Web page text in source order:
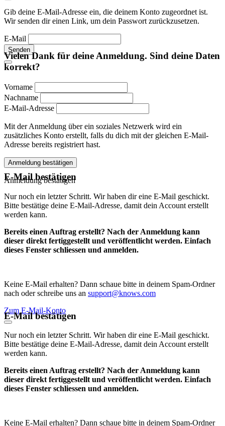
Gib deine E-Mail-Adresse ein, die deinem Konto zugeordnet ist.
Wir senden dir einen Link, um dein Passwort zurückzusetzen.
E-Mail
Senden
Vielen Dank für deine Anmeldung. Sind deine Daten
korrekt?
Vorname
Nachname
E-Mail-Adresse
Mit der Anmeldung über ein soziales Netzwerk wird ein
zusätzliches Konto erstellt, falls du dich mit der gleichen E-Mail-
Adresse bereits registriert hast.
Anmeldung bestätigen
Anmeldung bestätigen
E-Mail bestätigen
Nur noch ein letzter Schritt. Wir haben dir eine E-Mail geschickt.
Bitte bestätige deine E-Mail-Adresse, damit dein Account erstellt
werden kann.
Bereits einen Auftrag erstellt? Nach der Anmeldung kann
dieser direkt fertiggestellt und veröffentlicht werden. Einfach
dieses Fenster schliessen und anmelden.
Keine E-Mail erhalten? Dann schaue bitte in deinem Spam-Ordner
nach oder schreibe uns an support@knows.com
Zum E-Mail-Konto
E-Mail bestätigen
Nur noch ein letzter Schritt. Wir haben dir eine E-Mail geschickt.
Bitte bestätige deine E-Mail-Adresse, damit dein Account erstellt
werden kann.
Bereits einen Auftrag erstellt? Nach der Anmeldung kann
dieser direkt fertiggestellt und veröffentlicht werden. Einfach
dieses Fenster schliessen und anmelden.
Keine E-Mail erhalten? Dann schaue bitte in deinem Spam-Ordner